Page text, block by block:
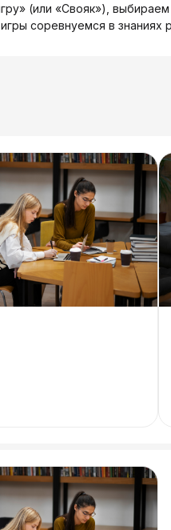
(или «Свояк»),
соревнуемся в знаниях